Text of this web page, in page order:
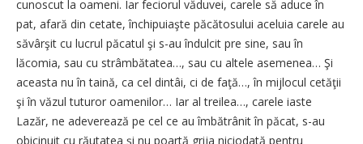
cunoscut la oameni. Iar feciorul văduvei, carele să aduce în
pat, afară din cetate, închipuiaşte păcătosului aceluia carele au
săvârşit cu lucrul păcatul şi s-au îndulcit pre sine, sau în
lăcomia, sau cu strâmbătatea…, sau cu altele asemenea… Şi
aceasta nu în taină, ca cel dintâi, ci de faţă…, în mijlocul cetăţii
şi în văzul tuturor oamenilor… Iar al treilea…, carele iaste
Lazăr, ne adeverează pe cel ce au îmbătrânit în păcat, s-au
obicinuit cu răutatea şi nu poartă grija niciodată pentru